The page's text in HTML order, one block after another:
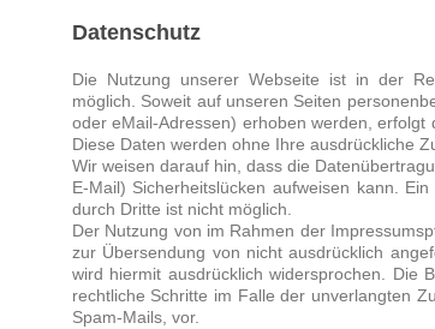
Datenschutz
Die Nutzung unserer Webseite ist in der
möglich. Soweit auf unseren Seiten
oder eMail-Adressen) erhoben werden,
Diese Daten werden ohne Ihre ausdrückliche
Wir weisen darauf hin, dass die
E-Mail) Sicherheitslücken aufweisen kann.
durch Dritte ist nicht möglich.
Der Nutzung von im Rahmen der
zur Übersendung von nicht ausdrücklich
wird hiermit ausdrücklich widersprochen. Die
rechtliche Schritte im Falle der unverlangten
Spam-Mails, vor.